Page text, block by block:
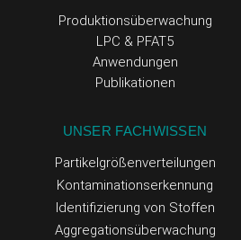
Produktionsüberwachung
LPC & PFAT5
Anwendungen
Publikationen
UNSER FACHWISSEN
Partikelgrößenverteilungen
Kontaminationserkennung
Identifizierung von Stoffen
Aggregationsüberwachung